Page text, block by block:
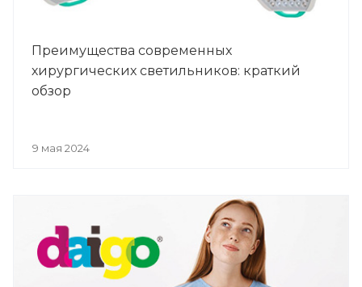
Преимущества современных
хирургических светильников: краткий
обзор
9 мая 2024